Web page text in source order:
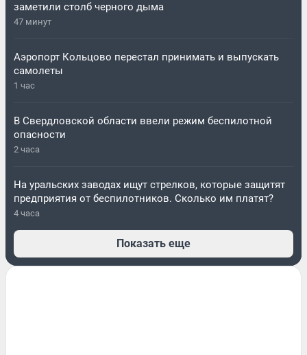
заметили столб черного дыма
47 минут
Аэропорт Кольцово перестал принимать и выпускать
самолеты
1 час
В Свердловской области ввели режим беспилотной
опасности
2 часа
На уральских заводах ищут стрелков, которые защитят
предприятия от беспилотников. Сколько им платят?
4 часа
Показать еще